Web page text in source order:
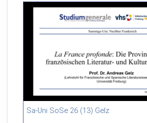
Sa-Uni SoSe 26 (13) Gelz
55:13 duration